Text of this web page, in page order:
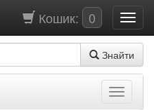
Кошик: 0
Знайти